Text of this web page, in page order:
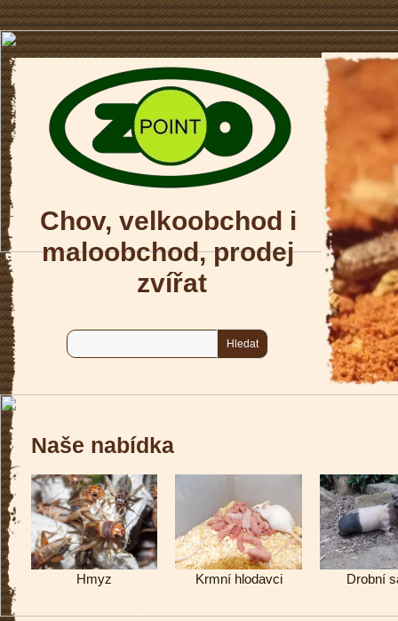
Chov, velkoobchod i
maloobchod, prodej
zvířat
Naše nabídka
Hmyz Krmní hlodavci Drobní